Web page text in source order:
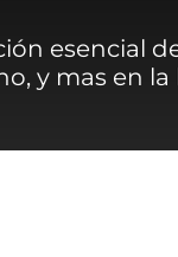
esencial
y mas en